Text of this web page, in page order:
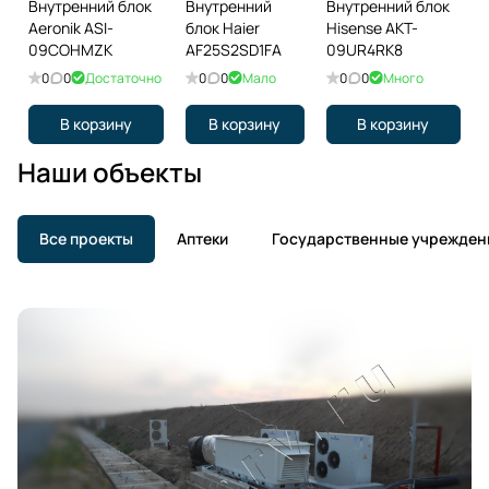
Внутренний блок
Aeronik ASI-
09COHMZK
0 0 Достаточно
В корзину
Внутренний
блок Haier
AF25S2SD1FA
0 0 Мало
В корзину
Внутренний блок
Hisense AKT-
09UR4RK8
0 0 Много
В корзину
Наши объекты
Все проекты Аптеки Государственные